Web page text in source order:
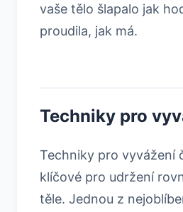
vaše tělo šlapalo jak
proudila, jak má.
Techniky pro
Techniky pro vyvážení
klíčové pro udržení
těle. Jednou z